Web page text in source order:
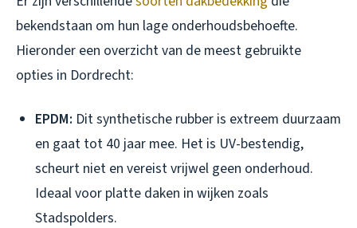
bekendstaan om hun lage onderhoudsbehoefte.
Hieronder een overzicht van de meest gebruikte
opties in Dordrecht:
EPDM: Dit synthetische rubber is extreem duurzaam
en gaat tot 40 jaar mee. Het is UV-bestendig,
scheurt niet en vereist vrijwel geen onderhoud.
Ideaal voor platte daken in wijken zoals
Stadspolders.